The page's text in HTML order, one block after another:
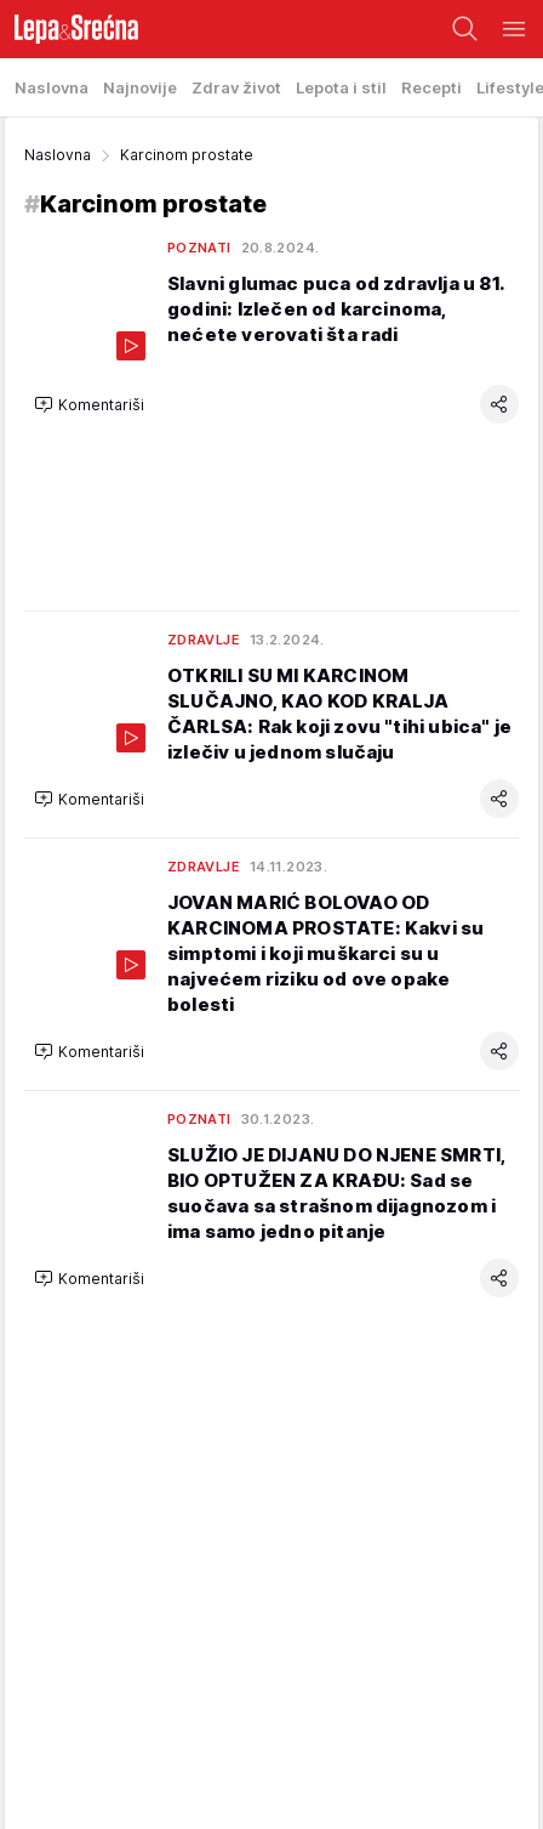
Naslovna Najnovije Zdrav život Lepota i stil Recepti Lifestyle
Naslovna Karcinom prostate
#Karcinom prostate
POZNATI 20.8.2024.
Slavni glumac puca od zdravlja u 81.
godini: Izlečen od karcinoma,
nećete verovati šta radi
Komentariši
ZDRAVLJE 13.2.2024.
OTKRILI SU MI KARCINOM
SLUČAJNO, KAO KOD KRALJA
ČARLSA: Rak koji zovu "tihi ubica" je
izlečiv u jednom slučaju
Komentariši
ZDRAVLJE 14.11.2023.
JOVAN MARIĆ BOLOVAO OD
KARCINOMA PROSTATE: Kakvi su
simptomi i koji muškarci su u
najvećem riziku od ove opake
bolesti
Komentariši
POZNATI 30.1.2023.
SLUŽIO JE DIJANU DO NJENE SMRTI,
BIO OPTUŽEN ZA KRAĐU: Sad se
suočava sa strašnom dijagnozom i
ima samo jedno pitanje
Komentariši